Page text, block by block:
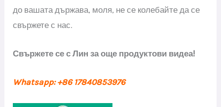
до вашата държава, моля, не се колебайте да се
свържете с нас.
Свържете се с Лин за още продуктови видеа!
Whatsapp: +86 17840853976